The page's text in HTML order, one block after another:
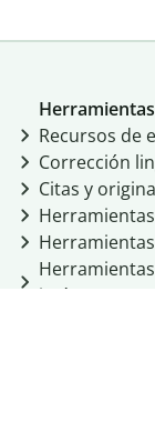
Herramientas
Recursos de
Corrección
Citas y
imágenes